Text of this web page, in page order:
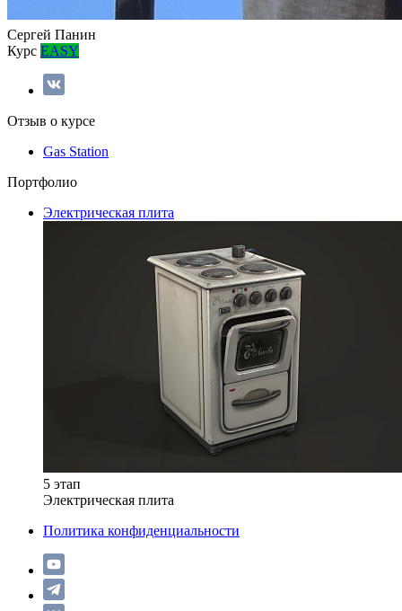
Сергей Панин
Курс EASY
Отзыв о курсе
Gas Station
Портфолио
Электрическая плита
5 этап
Электрическая плита
Политика конфиденциальности